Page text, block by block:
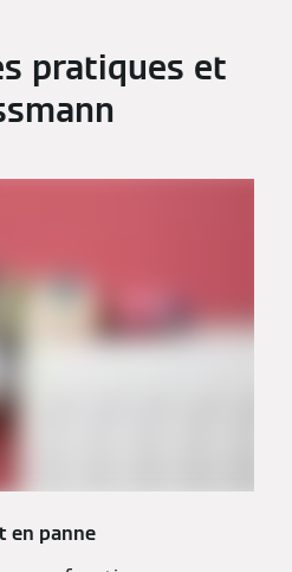
pratiques et
en panne